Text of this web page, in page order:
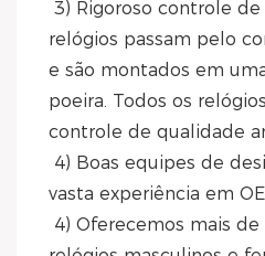
relógios passam pelo
e são montados em
poeira. Todos os
controle de qualidade
vasta experiência em